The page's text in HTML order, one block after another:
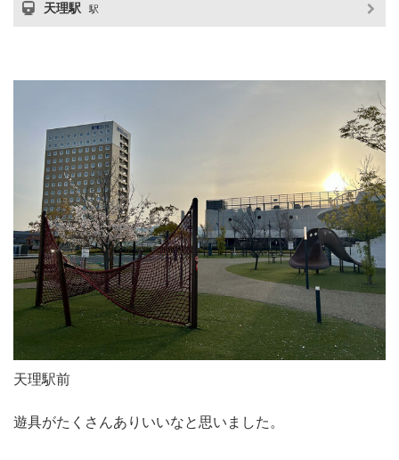
天理駅 駅
天理駅前
遊具がたくさんありいいなと思いました。